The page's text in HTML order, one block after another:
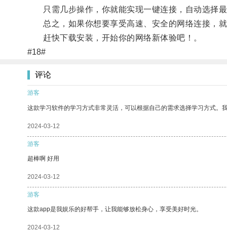
只需几步操作，你就能实现一键连接，自动选择最
总之，如果你想要享受高速、安全的网络连接，就
赶快下载安装，开始你的网络新体验吧！。
#18#
评论
游客
这款学习软件的学习方式非常灵活，可以根据自己的需求选择学习方式。
2024-03-12
游客
超棒啊 好用
2024-03-12
游客
这款app是我娱乐的好帮手，让我能够放松身心，享受美好时光。
2024-03-12